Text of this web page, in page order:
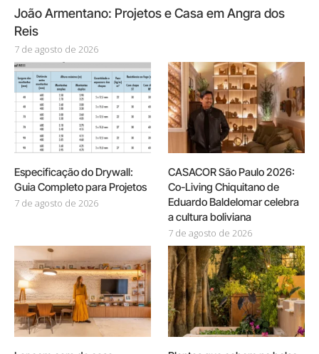
João Armentano: Projetos e Casa em Angra dos
Reis
7 de agosto de 2026
Especificação do Drywall:
Guia Completo para Projetos
7 de agosto de 2026
CASACOR São Paulo 2026:
Co-Living Chiquitano de
Eduardo Baldelomar celebra
a cultura boliviana
7 de agosto de 2026